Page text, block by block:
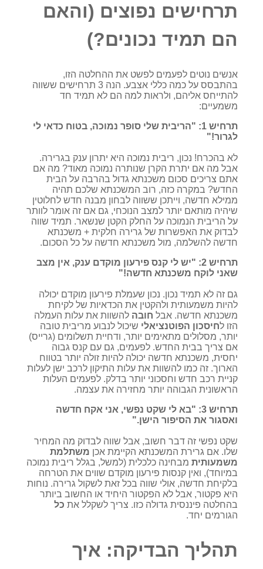
תרחישים נפוצים (והאם
הם תמיד נכונים?)
אנשים נוטים לפעמים לפשט את ההחלטה הזו,
בהתבסס על כמה כללי אצבע. הנה 3 תרחישים ששווה
להתייחס אליהם, ולראות למה הם לא תמיד חד
משמעיים:
תרחיש 1: "הריבית שלי סופר נמוכה, בטוח כדאי לי
לגרור!"
לא בהכרח! נכון, ריבית נמוכה היא יתרון ענק בגרירה.
אבל מה אם יתרת הקרן שנותרה נמוכה מאוד? מה אם
אתם צריכים סכום משכנתא גדול בהרבה על הבית
החדש? במקרה כזה, רוב המשכנתא שלכם תהיה
ממילא חדשה, וייתכן ששווה לבחון מבנה חדש לחלוטין
שיהיה מותאם יותר למצב הנוכחי, גם אם זה אומר לוותר
על הריבית הנמוכה על החלק הקטן שנשאר. תמיד שווה
לבדוק את האפשרות של גרירה חלקית + משכנתא
חדשה להשלמה, מול משכנתא חדשה על כל הסכום.
תרחיש 2: "יש לי קנס פירעון מוקדם ענק, אין מצב
שאני לוקח משכנתא חדשה!"
גם זה לא תמיד נכון. נכון שעמלת פירעון מוקדם יכולה
להיות משמעותית ולהקטין את הכדאיות של לקיחת
משכנתא חדשה. אבל חובה להשוות את עלות העמלה
הזו לחיסכון הפוטנציאלי שיכול לנבוע מריבית טובה
יותר, מסלולים מתאימים יותר, ודחיית תשלומים (גרייס)
אם צריך בבית החדש. לפעמים, גם עם קנס גבוה
יחסית, משכנתא חדשה יכולה להיות זולה יותר בטווח
הארוך. זה כמו להשוות את עלות התיקון לרכב ישן לעלות
קניית רכב חדש וחסכוני יותר בדלק. לפעמים העלות
הראשונית הגבוהה יותר מחזירה את עצמה.
תרחיש 3: "בא לי שקט נפשי, אני אקח חדשה
ואסגור את הסיפור הישן."
שקט נפשי זה דבר חשוב, אבל שווה לבדוק מה המחיר
שלו. אם גרירת המשכנתא הקיימת אכן משתלמת
משמעותית מבחינה כלכלית (למשל, בגלל ריבית נמוכה
במיוחד), ואין קנסות פירעון מוקדם שווים את הטרחה
בלקיחת חדשה, אולי שווה בכל זאת לשקול גרירה. נוחות
היא פקטור, אבל לא הפקטור היחיד או החשוב ביותר
בהחלטה פיננסית גדולה כזו. צריך לשקלל את כל
הגורמים יחד.
תהליך הבדיקה: איך